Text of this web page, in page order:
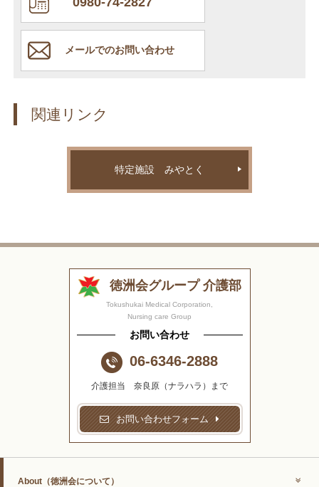
メールでのお問い合わせ
関連リンク
特定施設 みやとく
徳洲会グループ 介護部
Tokushukai Medical Corporation,
Nursing care Group
お問い合わせ
06-6346-2888
介護担当 奈良原（ナラハラ）まで
お問い合わせフォーム
About （徳洲会について）